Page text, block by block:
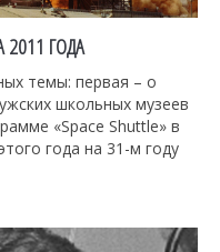
2011 ГОДА
темы: первая – о
школьных музеев
«Space Shuttle» в
года на 31-м году